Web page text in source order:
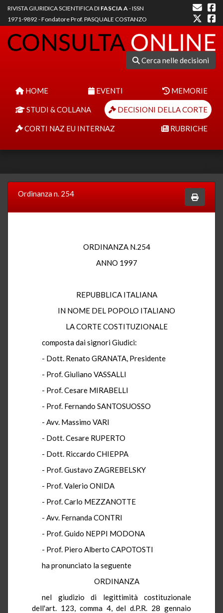
RIVISTA GIURIDICA SCIENTIFICA DI FASCIA A- ISSN
1971-9892 - Fondatore Prof. PASQUALE COSTANZO
Cerca nelle decisioni
HOME EVENTI MEMORIE
STUDI & COLLANA DECISIONI DELLA CORTE
CORTI NAZ EU INTERNAZ RUBRICHE
Ordinanza n. 254
ORDINANZA N.254
ANNO 1997
REPUBBLICA ITALIANA
IN NOME DEL POPOLO ITALIANO
LA CORTE COSTITUZIONALE
composta dai signori Giudici:
- Dott. Renato GRANATA, Presidente
- Prof. Giuliano VASSALLI
- Prof. Cesare MIRABELLI
- Prof. Fernando SANTOSUOSSO
- Avv. Massimo VARI
- Dott. Cesare RUPERTO
- Dott. Riccardo CHIEPPA
- Prof. Gustavo ZAGREBELSKY
- Prof. Valerio ONIDA
- Prof. Carlo MEZZANOTTE
- Avv. Fernanda CONTRI
- Prof. Guido NEPPI MODONA
- Prof. Piero Alberto CAPOTOSTI
ha pronunciato la seguente
ORDINANZA
nel giudizio di legittimità costituzionale
dell'art. 123, comma 4, del d.P.R. 28 gennaio